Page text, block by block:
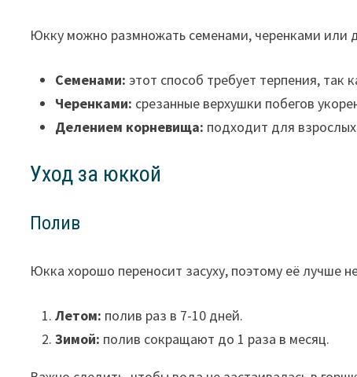
Юкку можно размножать семенами, черенками или
Семенами: этот способ требует терпения, так
Черенками: срезанные верхушки побегов
Делением корневища: подходит для
Уход за юккой
Полив
Юкка хорошо переносит засуху, поэтому её лучше
Летом: полив раз в 7-10 дней.
Зимой: полив сокращают до 1 раза в месяц.